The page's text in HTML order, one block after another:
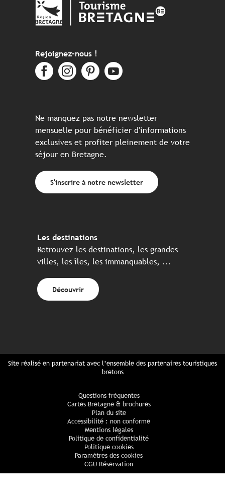
Rejoignez-nous !
Ne manquez pas notre newsletter
mensuelle pour bénéficier d'informations
exclusives et profiter pleinement de votre
séjour en Bretagne.
S'inscrire à notre newsletter
Les destinations
Retrouvez les destinations, les grandes
villes, les îles, les immanquables, ...
Découvrir
Site réalisé en partenariat avec l’ensemble des partenaires touristiques
bretons
Questions fréquentes
Cartes Bretagne & brochures
Plan du site
Accessibilité : non conforme
Mentions légales
Politique de confidentialité
Politique cookies
Paramètres des cookies
CGU Réservation